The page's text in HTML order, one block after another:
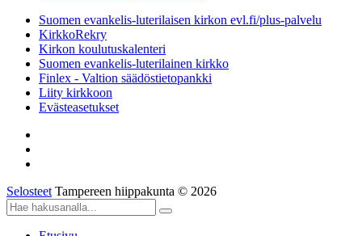
Suomen evankelis-luterilaisen kirkon evl.fi/plus-palvelu
KirkkoRekry
Kirkon koulutuskalenteri
Suomen evankelis-luterilainen kirkko
Finlex - Valtion säädöstietopankki
Liity kirkkoon
Evästeasetukset
Selosteet Tampereen hiippakunta © 2026